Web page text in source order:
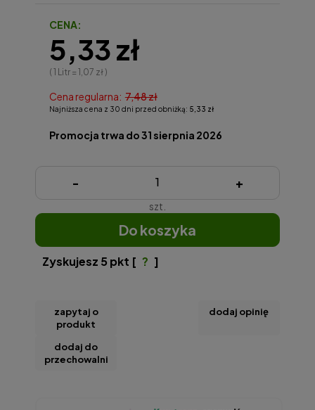
CENA:
5,33 zł
( 1 Litr = 1,07 zł)
Cena regularna: 7,48 zł
Najniższa cena z 30 dni przed obniżką: 5,33 zł
Promocja trwa do 31 sierpnia 2026
- +
szt.
do koszyka
Zyskujesz 5 pkt [ ? ]
zapytaj o
produkt
dodaj opinię
dodaj do
przechowalni